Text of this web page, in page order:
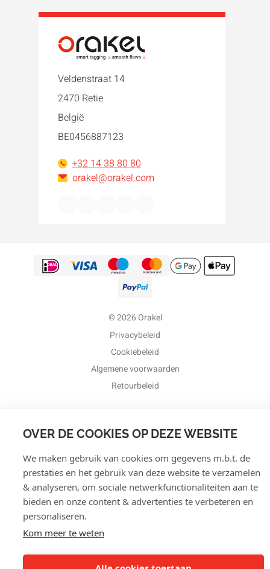
OVER DE COOKIES OP DEZE WEBSITE
We maken gebruik van cookies om gegevens m.b.t. de
prestaties en het gebruik van deze website te verzamelen
& analyseren, om sociale netwerkfunctionaliteiten aan te
bieden en onze content & advertenties te verbeteren en
personaliseren.
Kom meer te weten
Veldenstraat 14
2470 Retie
België
BE0456887123
+32 14 38 80 80
orakel@orakel.com
© 2026 Orakel
Privacybeleid
Cookiebeleid
Algemene voorwaarden
Retourbeleid